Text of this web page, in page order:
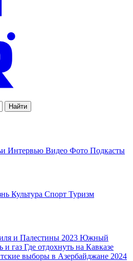
Найти
Интервью Видео Фото Подкасты
Культура Спорт Туризм
и Палестины 2023 Южный
и газ Где отдохнуть на Кавказе
выборы в Азербайджане 2024